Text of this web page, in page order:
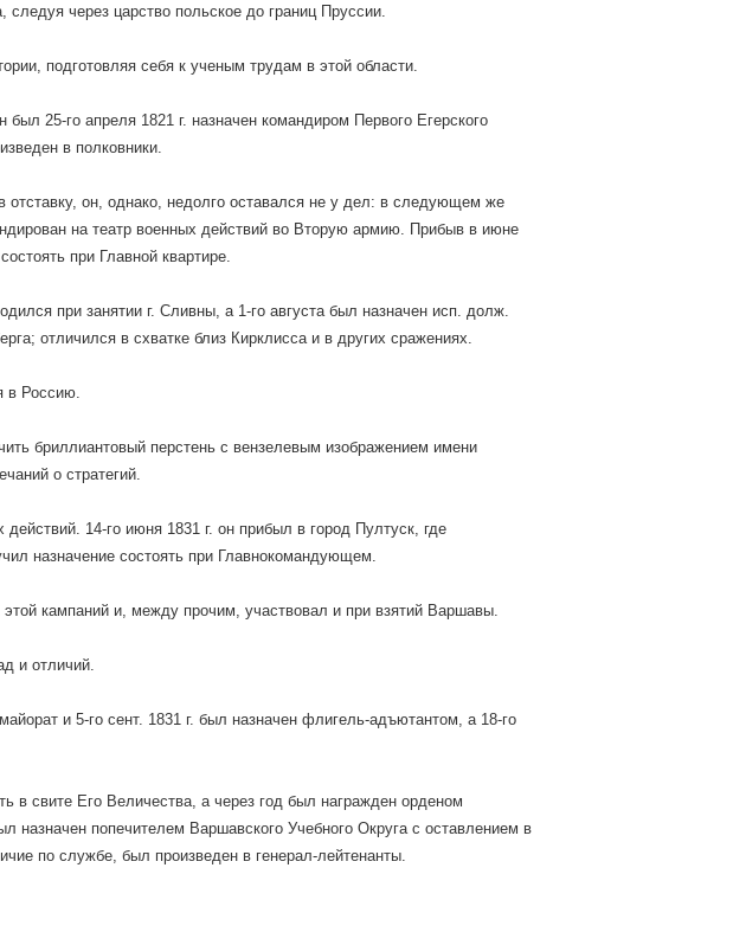
через царство польское до границ Пруссии.
подготовляя себя к ученым трудам в этой области.
был 25-го апреля 1821 г. назначен командиром Первого Егерского
в полковники.
он, однако, недолго оставался не у дел: в следующем же
на театр военных действий во Вторую армию. Прибыв в июне
при Главной квартире.
при занятии г. Сливны, а 1-го августа был назначен исп. долж.
отличился в схватке близ Кирклисса и в других сражениях.
в Россию.
бриллиантовый перстень с вензелевым изображением имени
о стратегий.
14-го июня 1831 г. он прибыл в город Пултуск, где
назначение состоять при Главнокомандующем.
кампаний и, между прочим, участвовал и при взятий Варшавы.
и отличий.
и 5-го сент. 1831 г. был назначен флигель-адъютантом, а 18-го
в свите Его Величества, а через год был награжден орденом
назначен попечителем Варшавского Учебного Округа с оставлением в
по службе, был произведен в генерал-лейтенанты.